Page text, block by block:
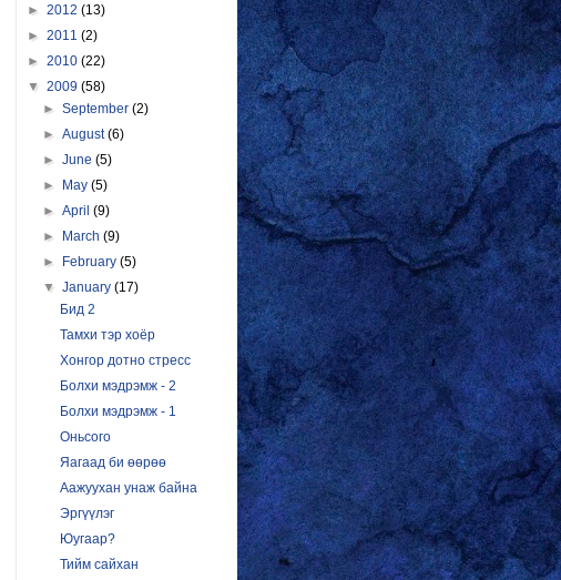
► 2012 (13)
► 2011 (2)
► 2010 (22)
▼ 2009 (58)
►September(2)
►August(6)
►June(5)
► May(5)
►April(9)
► March(9)
► February(5)
▼January(17)
Бид 2
Тамхи тэр хоёр
Хонгор дотно стресс
Болхи мэдрэмж - 2
Болхи мэдрэмж - 1
Оньсого
Яагаад би өөрөө
Аажуухан унаж байна
Эргүүлэг
Юугаар?
Тийм сайхан